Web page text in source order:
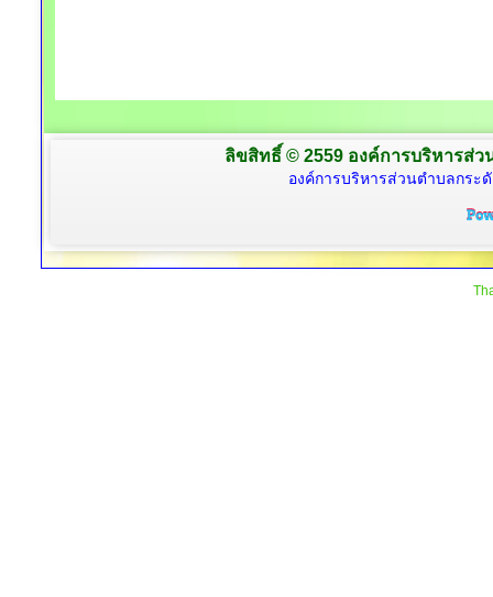
ลิขสิทธิ์ © 2559 องค์การบริหารส่
องค์การบริหารส่วนตำบลกระ